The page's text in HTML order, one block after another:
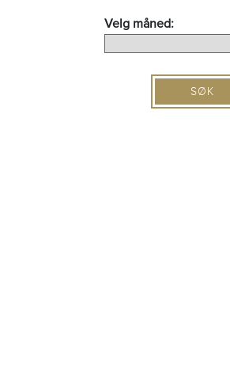
Velg måned:
SØK